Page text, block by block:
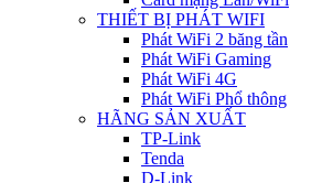
THIẾT BỊ PHÁT WIFI
Phát WiFi 2 băng tần
Phát WiFi Gaming
Phát WiFi 4G
Phát WiFi Phổ thông
HÃNG SẢN XUẤT
TP-Link
Tenda
D-Link